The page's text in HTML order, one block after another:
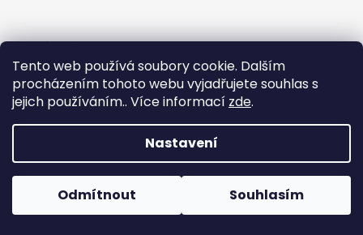
Tento web používá soubory cookie. Dalším
procházením tohoto webu vyjadřujete souhlas s
jejich používáním.. Více informací zde.
Nastavení
Odmítnout Souhlasím
HLEDAT
D
p
u
Přijímáme online platby
Vytvořil Shoptet
Copyright 2026Cukrárna U Pavoučka. Všechna práva
vyhrazena.Upravit nastavení cookies